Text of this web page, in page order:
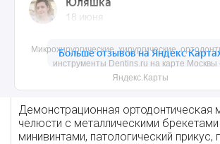
Микрохирургические, хирургические,
инструменты Dentins.ru на карте
Яндекс.Карты
5331 ₽
Демонстрационная ортодонтическая
челюсти с металлическими брекетами
минивинтами, патологический прикус,